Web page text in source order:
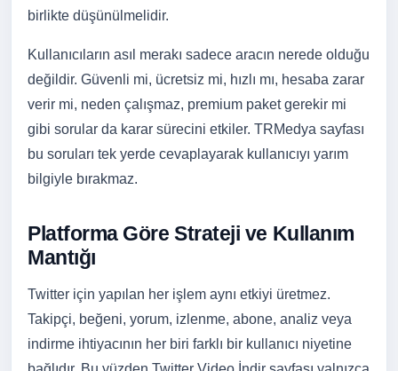
birlikte düşünülmelidir.
Kullanıcıların asıl merakı sadece aracın nerede olduğu
değildir. Güvenli mi, ücretsiz mi, hızlı mı, hesaba zarar
verir mi, neden çalışmaz, premium paket gerekir mi
gibi sorular da karar sürecini etkiler. TRMedya sayfası
bu soruları tek yerde cevaplayarak kullanıcıyı yarım
bilgiyle bırakmaz.
Platforma Göre Strateji ve Kullanım
Mantığı
Twitter için yapılan her işlem aynı etkiyi üretmez.
Takipçi, beğeni, yorum, izlenme, abone, analiz veya
indirme ihtiyacının her biri farklı bir kullanıcı niyetine